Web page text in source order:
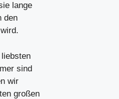
lange
den
sind
wir
großen